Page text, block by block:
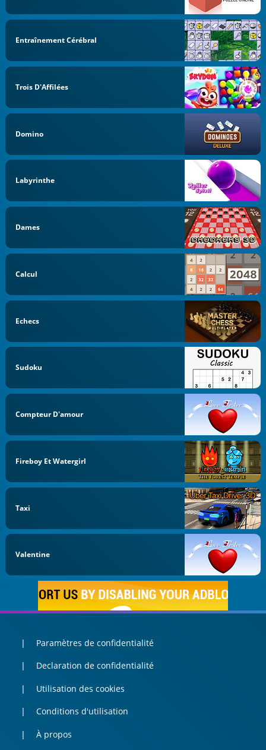
Entraînement Cérébral
Trois D'Affilées
Domino
Labyrinthe
Dames
Calcul
Echecs
Sudoku
Compteur D'amour
Fireboy Et Watergirl
Taxi
Valentine
Paramètres de confidentialité
Declaration de confidentialité
Utilisation des cookies
Conditions d'utilisation
À propos